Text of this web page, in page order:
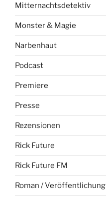
Mitternachtsdetektiv
Monster & Magie
Narbenhaut
Podcast
Premiere
Presse
Rezensionen
Rick Future
Rick Future FM
Roman / Veröffentlichung